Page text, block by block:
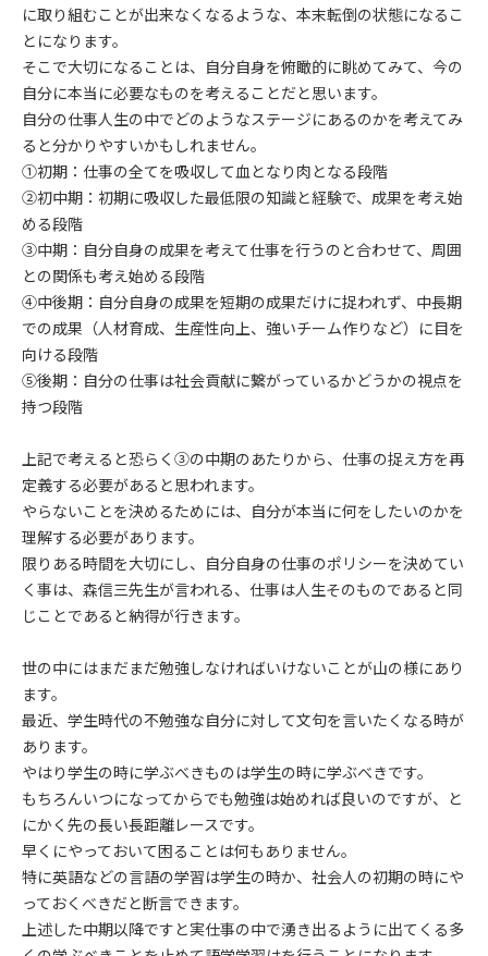
に取り組むことが出来なくなるような、本末転倒の状態になるこ
とになります。
そこで大切になることは、自分自身を俯瞰的に眺めてみて、今の
自分に本当に必要なものを考えることだと思います。
自分の仕事人生の中でどのようなステージにあるのかを考えてみ
ると分かりやすいかもしれません。
①初期：仕事の全てを吸収して血となり肉となる段階
②初中期：初期に吸収した最低限の知識と経験で、成果を考え始
める段階
③中期：自分自身の成果を考えて仕事を行うのと合わせて、周囲
との関係も考え始める段階
④中後期：自分自身の成果を短期の成果だけに捉われず、中長期
での成果（人材育成、生産性向上、強いチーム作りなど）に目を
向ける段階
⑤後期：自分の仕事は社会貢献に繋がっているかどうかの視点を
持つ段階
上記で考えると恐らく③の中期のあたりから、仕事の捉え方を再
定義する必要があると思われます。
やらないことを決めるためには、自分が本当に何をしたいのかを
理解する必要があります。
限りある時間を大切にし、自分自身の仕事のポリシーを決めてい
く事は、森信三先生が言われる、仕事は人生そのものであると同
じことであると納得が行きます。
世の中にはまだまだ勉強しなければいけないことが山の様にあり
ます。
最近、学生時代の不勉強な自分に対して文句を言いたくなる時が
あります。
やはり学生の時に学ぶべきものは学生の時に学ぶべきです。
もちろんいつになってからでも勉強は始めれば良いのですが、と
にかく先の長い長距離レースです。
早くにやっておいて困ることは何もありません。
特に英語などの言語の学習は学生の時か、社会人の初期の時にや
っておくべきだと断言できます。
上述した中期以降ですと実仕事の中で湧き出るように出てくる多